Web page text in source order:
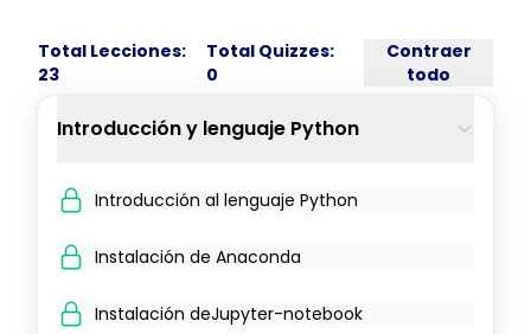
Total Lecciones:
23
Total Quizzes:
0
Contraer
todo
Introducción y lenguaje Python
Introducción al lenguaje Python
Instalación de Anaconda
Instalación deJupyter-notebook